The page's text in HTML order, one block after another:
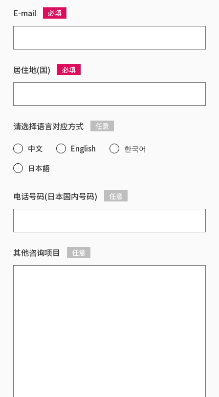
E-mail 必填
居住地(国) 必填
请选择语言对应方式 任意
中文 English
한국어
日本語
电话号码(日本国内号码) 任意
其他咨询项目 任意